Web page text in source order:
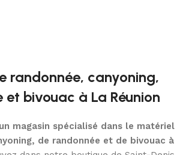
randonnée, canyoning,
bivouac à La Réunion
magasin spécialisé dans le matériel
de randonnée et de bivouac à